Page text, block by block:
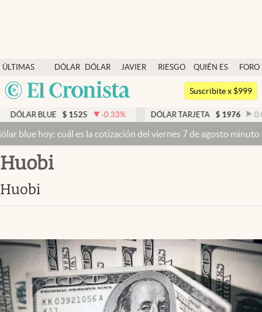
ÚLTIMAS
NOTICIAS
DÓLAR
DÓLAR
BLUE
JAVIER
RIESGO
QUIÉN ES
QUIÉN
FORO
Argentina
México
Dólar
Members
Economía y Política
Finanzas y Mercados
Mercados Online
Apertura
Infotechnology
Clase
Suscribite x $999
DÓLAR BLUE $ 1525 -0.33% DÓLAR TARJETA $ 1976 0.00
blue hoy: cuál es la cotización del viernes 7 de agosto minuto a
huobi
huobi